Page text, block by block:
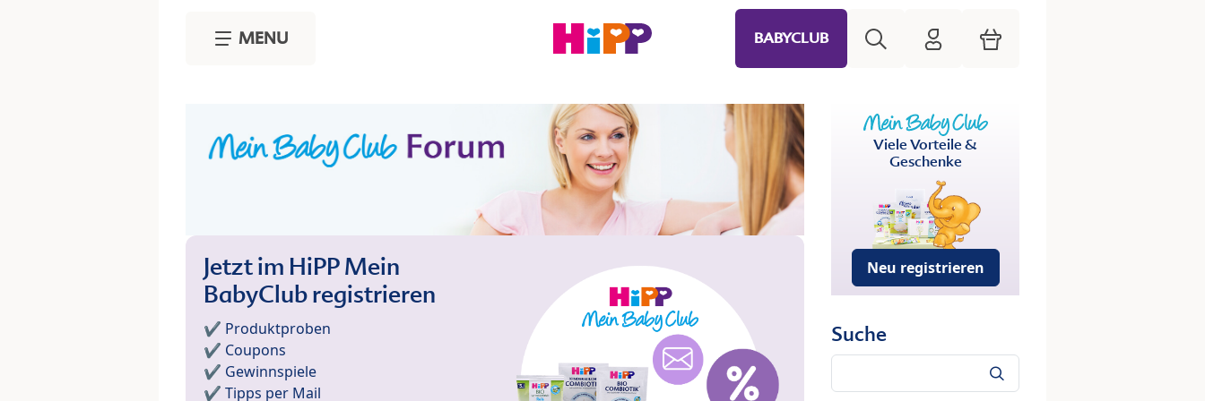
MENU BABYCLUB HiPP Mein Babyclub
Warenkorb
Jetzt im HiPP Mein
BabyClub registrieren
✔️ Produktproben
✔️ Coupons
✔️ Gewinnspiele
✔️ Tipps per Mail
Viele Vorteile &
Geschenke
Neu registrieren
Suche